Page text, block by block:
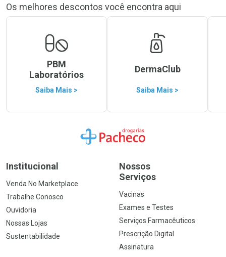
Os melhores descontos você encontra aqui
PBM
Laboratórios
Saiba Mais >
DermaClub
Saiba Mais >
Ir para a Home
Institucional
Venda No Marketplace
Trabalhe Conosco
Ouvidoria
Nossas Lojas
Sustentabilidade
Nossos
Serviços
Vacinas
Exames e Testes
Serviços Farmacêuticos
Prescrição Digital
Assinatura